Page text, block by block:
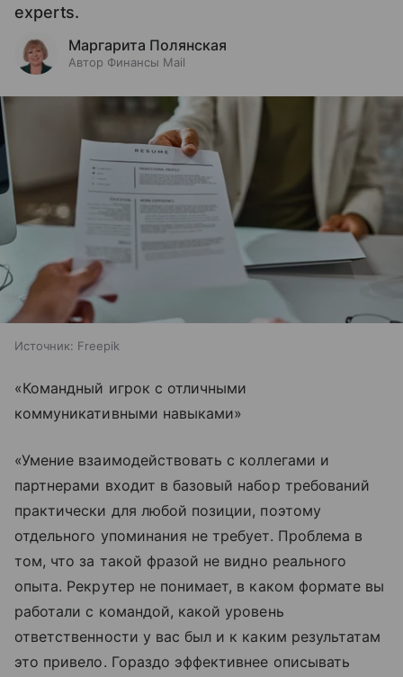
experts.
Маргарита Полянская
Автор Финансы Mail
Источник: Freepik
«Командный игрок с отличными
коммуникативными навыками»
«Умение взаимодействовать с коллегами и
партнерами входит в базовый набор требований
практически для любой позиции, поэтому
отдельного упоминания не требует. Проблема в
том, что за такой фразой не видно реального
опыта. Рекрутер не понимает, в каком формате вы
работали с командой, какой уровень
ответственности у вас был и к каким результатам
это привело. Гораздо эффективнее описывать